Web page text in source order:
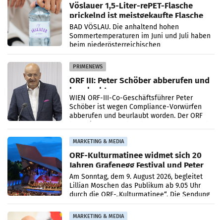
Vöslauer 1,5-Liter-rePET-Flasche
prickelnd ist meistgekaufte Flasche
Österreichs
BAD VÖSLAU. Die anhaltend hohen
Sommertemperaturen im Juni und Juli haben
beim niederösterreichischen
Getränkehersteller Vöslauer zu deutlichen
Absatzzuwächsen geführt. Während
PRIMENEWS
ORF III: Peter Schöber abberufen und
beurlaubt
WIEN ORF-III-Co-Geschäftsführer Peter
Schöber ist wegen Compliance-Vorwürfen
abberufen und beurlaubt worden. Der ORF
MARKETING & MEDIA
ORF-Kulturmatinee widmet sich 20
Jahren Grafenegg Festival und Peter
Simonischek
Am Sonntag, dem 9. August 2026, begleitet
Lillian Moschen das Publikum ab 9.05 Uhr
durch die ORF-„Kulturmatinee“. Die Sendung
startet mit der Dokumentation „20 Jahre
Grafenegg
MARKETING & MEDIA